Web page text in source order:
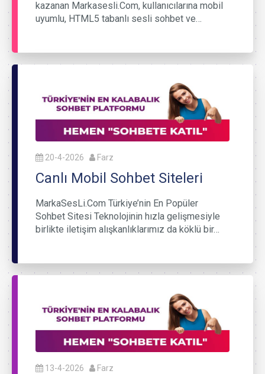
kazanan Markasesli.Com, kullanıcılarına mobil
uyumlu, HTML5 tabanlı sesli sohbet ve…
20-4-2026 Farz
Canlı Mobil Sohbet Siteleri
MarkaSesLi.Com Türkiye’nin En Popüler
Sohbet Sitesi Teknolojinin hızla gelişmesiyle
birlikte iletişim alışkanlıklarımız da köklü bir…
13-4-2026 Farz